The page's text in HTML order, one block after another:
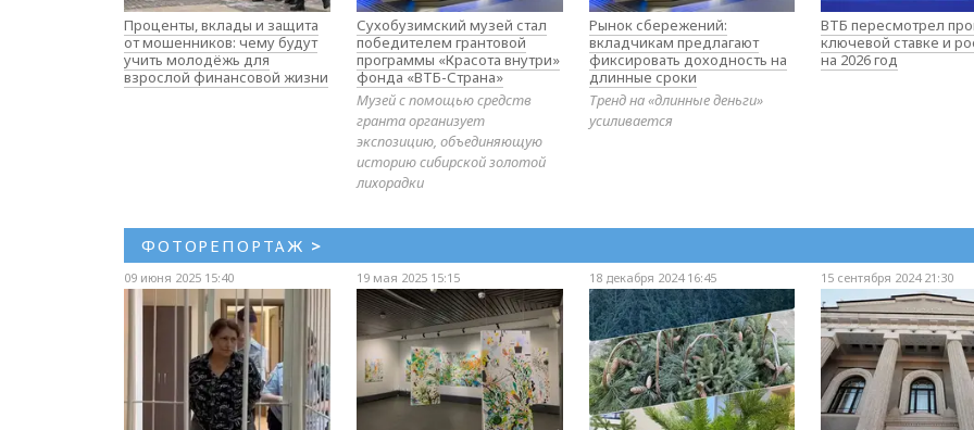
Проценты, вклады и защита
от мошенников: чему будут
учить молодёжь для
взрослой финансовой жизни
Сухобузимский музей стал
победителем грантовой
программы «Красота внутри»
фонда «ВТБ-Страна»
Музей с помощью средств
гранта организует
экспозицию, объединяющую
историю сибирской золотой
лихорадки
Рынок сбережений:
вкладчикам предлагают
фиксировать доходность на
длинные сроки
Тренд на «длинные деньги»
усиливается
ВТБ пересмотрел
ключевой ставке и
на 2026 год
ФОТОРЕПОРТАЖ >
09 июня 2025 15:40 19 мая 2025 15:15 18 декабря 2024 16:45 15 сентября 2024 21:30